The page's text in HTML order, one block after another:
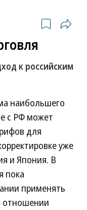
к российским
наибольшего
с РФ может
для
уже
и Япония. В
пока
применять
отношении